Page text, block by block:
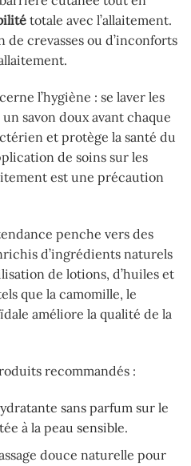
totale avec l’allaitement.
de crevasses ou d’inconforts
l’hygiène : se laver les
savon doux avant chaque
et protège la santé du
de soins sur les
est une précaution
penche vers des
d’ingrédients naturels
de lotions, d’huiles et
que la camomille, le
améliore la qualité de la
recommandés :
sans parfum sur le
à la peau sensible.
douce naturelle pour